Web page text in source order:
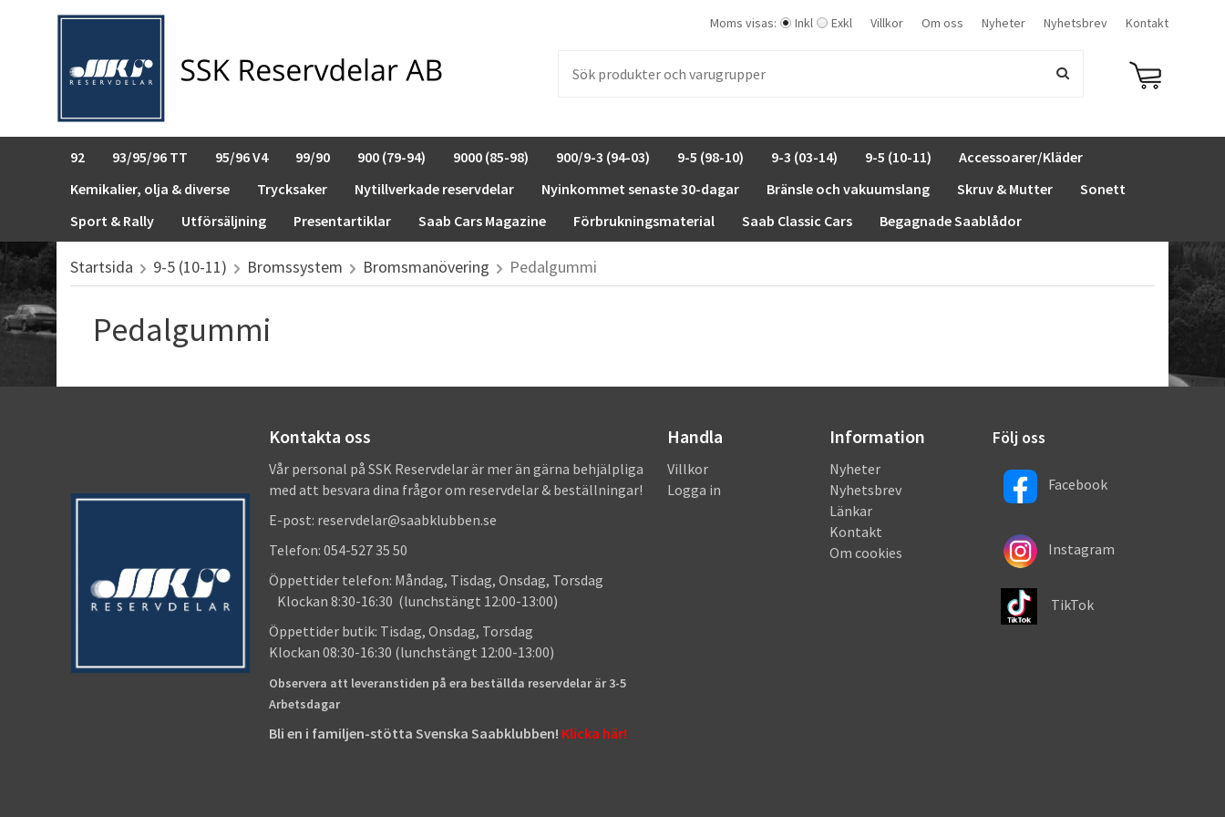
Moms visas: Inkl Exkl Villkor Om oss Nyheter Nyhetsbrev Kontakt
92 93/95/96 TT 95/96 V4 99/90 900 (79-94) 9000 (85-98) 900/9-3 (94-03) 9-5 (98-10) 9-3 (03-14) 9-5 (10-11)
Accessoarer/Kläder
Kemikalier, olja & diverse
Trycksaker Nytillverkade reservdelar Nyinkommet senaste 30-dagar Bränsle och vakuumslang Skruv & Mutter
Sonett
Sport & Rally
Utförsäljning Presentartiklar Saab Cars Magazine Förbrukningsmaterial Saab Classic Cars Begagnade Saablådor
Startsida 9-5 (10-11) Bromssystem Bromsmanövering Pedalgummi
Pedalgummi
Kontakta oss
Vår personal på SSK Reservdelar är mer än gärna behjälpliga
med att besvara dina frågor om reservdelar & beställningar!
E-post: reservdelar@saabklubben.se
Telefon: 054-527 35 50
Öppettider telefon: Måndag, Tisdag, Onsdag, Torsdag
Klockan 8:30-16:30 (lunchstängt 12:00-13:00)
Öppettider butik: Tisdag, Onsdag, Torsdag
Klockan 08:30-16:30 (lunchstängt 12:00-13:00)
Observera att leveranstiden på era beställda reservdelar är 3-5
Arbetsdagar
Bli en i familjen-stötta Svenska Saabklubben! Klicka här!
Handla
Villkor
Logga in
Information
Nyheter
Nyhetsbrev
Länkar
Kontakt
Om cookies
Följ oss
Facebook
Instagram
TikTok